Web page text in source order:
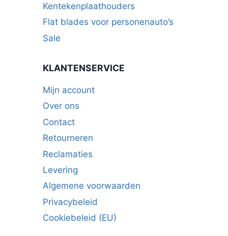
Kentekenplaathouders
Flat blades voor personenauto’s
Sale
KLANTENSERVICE
Mijn account
Over ons
Contact
Retourneren
Reclamaties
Levering
Algemene voorwaarden
Privacybeleid
Cookiebeleid (EU)